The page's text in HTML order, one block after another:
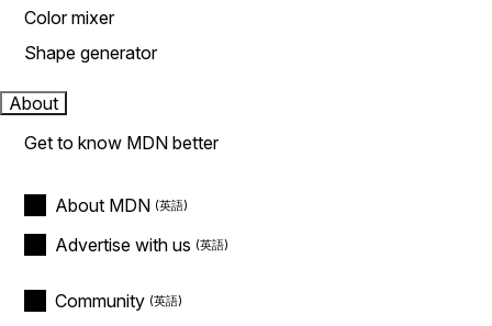
Color mixer
Shape generator
About
Get to know MDN better
About MDN
Advertise with us
Community